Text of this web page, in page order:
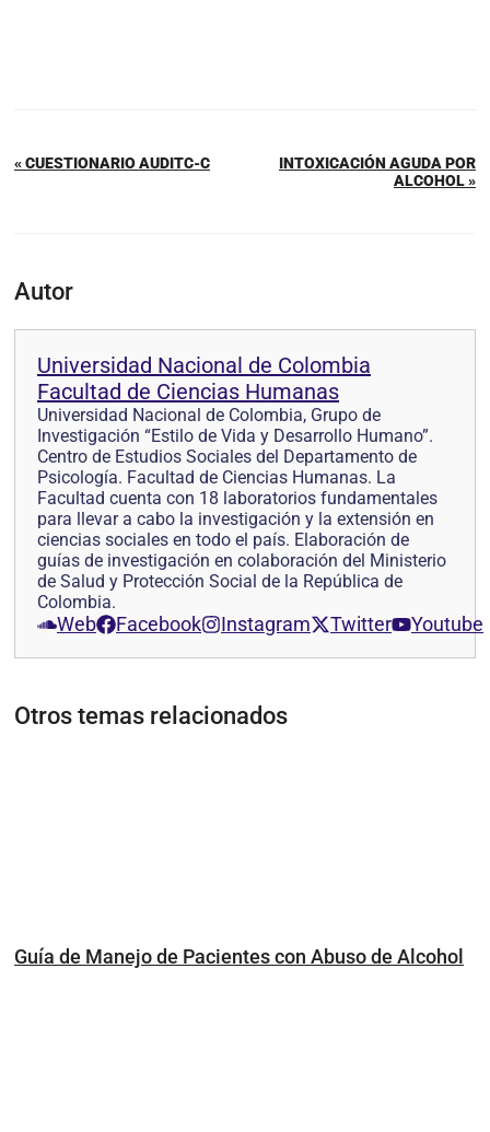
« CUESTIONARIO AUDITC-C
INTOXICACIÓN AGUDA POR
ALCOHOL »
Autor
Universidad Nacional de Colombia
Facultad de Ciencias Humanas
Universidad Nacional de Colombia, Grupo de
Investigación “Estilo de Vida y Desarrollo Humano”.
Centro de Estudios Sociales del Departamento de
Psicología. Facultad de Ciencias Humanas. La
Facultad cuenta con 18 laboratorios fundamentales
para llevar a cabo la investigación y la extensión en
ciencias sociales en todo el país. Elaboración de
guías de investigación en colaboración del Ministerio
de Salud y Protección Social de la República de
Colombia.
Web Facebook Instagram Twitter Youtube
Otros temas relacionados
Guía de Manejo de Pacientes con Abuso de Alcohol